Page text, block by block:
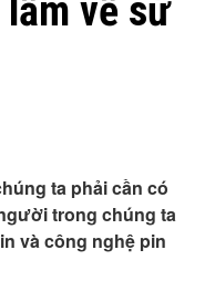
về sử
ta phải cần có
trong chúng ta
và công nghệ pin